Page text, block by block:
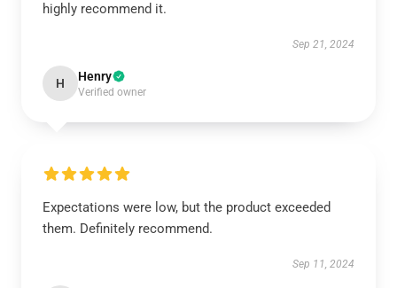
highly recommend it.
Sep 21, 2024
H Henry
Verified owner
Expectations were low, but the product exceeded
them. Definitely recommend.
Sep 11, 2024